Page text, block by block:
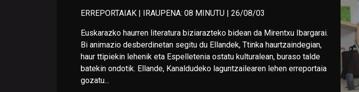
ERREPORTAIAK | IRAUPENA: 08 MINUTU | 26/08/03
Euskarazko haurren literatura biziarazteko bidean da Mirentxu Ibargarai.
Bi animazio desberdinetan segitu du Ellandek, Ttinka haurtzaindegian,
haur ttipiekin lehenik eta Espelletenia ostatu kulturalean, buraso talde
batekin ondotik. Ellande, Kanaldudeko laguntzailearen lehen erreportaia
gozatu...